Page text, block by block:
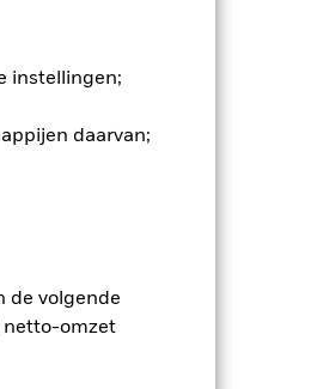
instellingen;
daarvan;
de volgende
netto-omzet
de
van
het